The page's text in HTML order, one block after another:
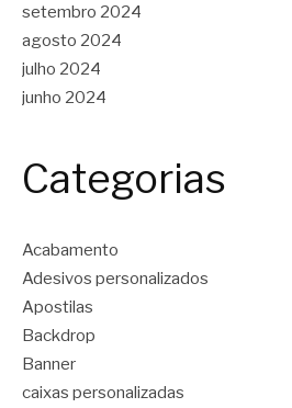
setembro 2024
agosto 2024
julho 2024
junho 2024
Categorias
Acabamento
Adesivos personalizados
Apostilas
Backdrop
Banner
caixas personalizadas